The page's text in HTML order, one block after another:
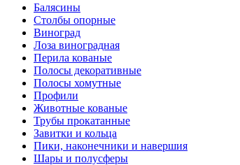
Балясины
Столбы опорные
Виноград
Лоза виноградная
Перила кованые
Полосы декоративные
Полосы хомутные
Профили
Животные кованые
Трубы прокатанные
Завитки и кольца
Пики, наконечники и навершия
Шары и полусферы